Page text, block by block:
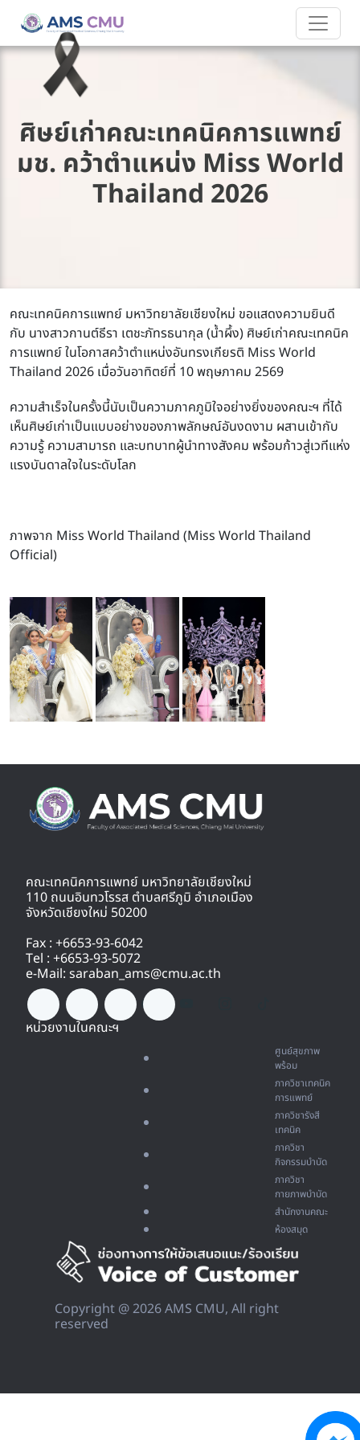
ศิษย์เก่าคณะเทคนิคการแพทย์
มช. คว้าตำแหน่ง Miss World
Thailand 2026
คณะเทคนิคการแพทย์ มหาวิทยาลัยเชียงใหม่ ขอแสดงความยินดี
กับ นางสาวกานต์ธีรา เตชะภัทรธนากุล (น้ำผึ้ง) ศิษย์เก่าคณะเทคนิค
การแพทย์ ในโอกาสคว้าตำแหน่งอันทรงเกียรติ Miss World
Thailand 2026 เมื่อวันอาทิตย์ที่ 10 พฤษภาคม 2569
ความสำเร็จในครั้งนี้นับเป็นความภาคภูมิใจอย่างยิ่งของคณะฯ ที่ได้
เห็นศิษย์เก่าเป็นแบบอย่างของภาพลักษณ์อันงดงาม ผสานเข้ากับ
ความรู้ ความสามารถ และบทบาทผู้นำทางสังคม พร้อมก้าวสู่เวทีแห่ง
แรงบันดาลใจในระดับโลก
ภาพจาก Miss World Thailand (Miss World Thailand
Official)
คณะเทคนิคการแพทย์ มหาวิทยาลัยเชียงใหม่
110 ถนนอินทวโรรส ตำบลศรีภูมิ อำเภอเมือง
จังหวัดเชียงใหม่ 50200
Fax : +6653-93-6042
Tel : +6653-93-5072
e-Mail: saraban_ams@cmu.ac.th
หน่วยงานในคณะฯ
ศูนย์สุขภาพ
พร้อม
ภาควิชาเทคนิค
การแพทย์
ภาควิชารังสี
เทคนิค
ภาควิชา
กิจกรรมบำบัด
ภาควิชา
กายภาพบำบัด
สำนักงานคณะ
ห้องสมุด
Copyright @ 2026 AMS CMU, All right
reserved